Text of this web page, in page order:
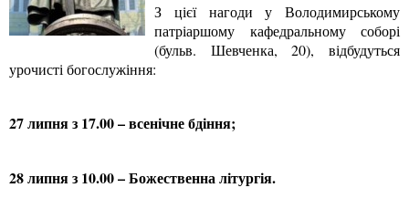
З цієї нагоди у Володимирському
патріаршому кафедральному соборі
(бульв. Шевченка, 20), відбудуться
урочисті богослужіння:
27 липня з 17.00 – всенічне бдіння;
28 липня з 10.00 – Божественна літургія.